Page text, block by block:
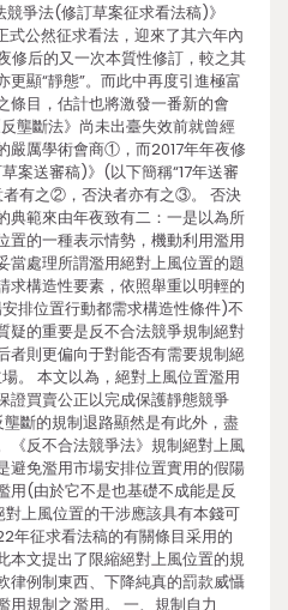
爭法(修訂草案征求看法稿)》
式公然征求看法，迎來了其六年內
修后的又一次本質性修訂，較之其
顯“靜態”。而此中再度引進極富
條目，估計也將激發一番新的會
壟斷法》尚未出臺失效前就曾經
嚴厲學術會商①，而2017年年夜修
案送審稿)》(以下簡稱“17年送審
有之②，否決者亦有之③。 否決
典範來由年夜致有二：一是以為所
置的一種表示情勢，機動利用濫用
當處理所謂濫用絕對上風位置的題
求構造性要素，依照舉重以明輕的
排位置行動都需求構造性條件)不
疑的重要是反不合法競爭規制絕對
者則更偏向于對能否有需要規制絕
。 本文以為，絕對上風位置濫用
證買賣公正以完成保護靜態競爭
斷的規制退路顯然是有此外，盡
《反不合法競爭法》規制絕對上風
避免濫用市場安排位置實用的假陽
用(由於它不是也基礎不成能是反
上風位置的干涉應該具有本錢可
年征求看法稿的有關條目采用的
本文提出了限縮絕對上風位置的規
律例制東西、下降純真的罰款威懾
用規制之濫用。 一、規制自力